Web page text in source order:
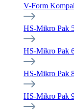
V-Form
HS-Mikro Pak
HS-Mikro Pak
HS-Mikro Pak
HS-Mikro Pak